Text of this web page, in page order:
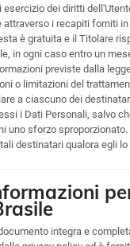
esercizio dei diritti
attraverso i recapiti forniti
è gratuita e il Titolare
in ogni caso entro un
previste dalla
o limitazioni del
a ciascuno dei
i Dati Personali, salvo
uno sforzo
destinatari qualora egli
integra e